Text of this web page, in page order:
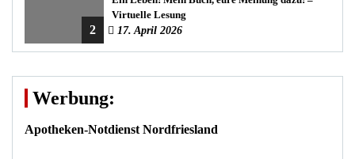
2
Virtuelle Lesung
17. April 2026
Werbung:
Apotheken-Notdienst Nordfriesland